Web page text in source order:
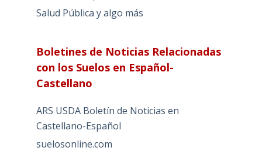
Salud Pública y algo más
Boletines de Noticias Relacionadas
con los Suelos en Español-
Castellano
ARS USDA Boletín de Noticias en
Castellano-Español
suelosonline.com